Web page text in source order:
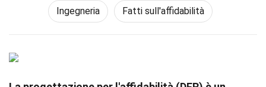
Ingegneria Fatti sull'affidabilità